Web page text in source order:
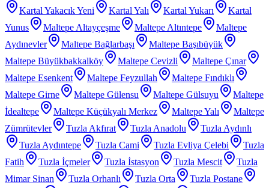
Kartal Yakacık Yeni
Kartal Yalı Kartal Yukarı
Kartal
Yunus
Maltepe Altayçeşme Maltepe Altıntepe
Maltepe
Aydınevler
Maltepe Bağlarbaşı
Maltepe Başıbüyük
Maltepe Büyükbakkalköy
Maltepe Cevizli
Maltepe Çınar
Maltepe Esenkent
Maltepe Feyzullah
Maltepe Fındıklı
Maltepe Girne
Maltepe Gülensu Maltepe Gülsuyu
Maltepe
İdealtepe
Maltepe Küçükyalı Merkez Maltepe Yalı
Maltepe
Zümrütevler
Tuzla Akfırat Tuzla Anadolu
Tuzla Aydınlı
Tuzla Aydıntepe
Tuzla Cami Tuzla Evliya Çelebi
Tuzla
Fatih
Tuzla İçmeler Tuzla İstasyon Tuzla Mescit
Tuzla
Mimar Sinan
Tuzla Orhanlı Tuzla Orta
Tuzla Postane